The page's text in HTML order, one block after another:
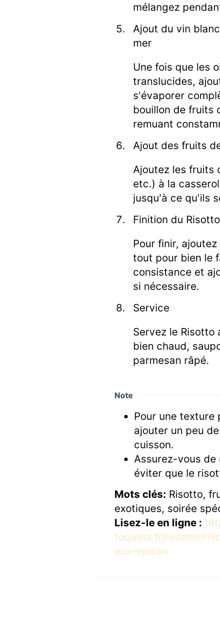
mélangez
Ajout du vin
mer
Une fois que les
translucides,
s'évaporer
bouillon de fruits
remuant
Ajout des fruits
Ajoutez les fruits
etc.) à la
jusqu'à ce qu'ils
Finition du Risotto
Pour finir,
tout pour bien le
consistance et
si nécessaire.
Service
Servez le Risotto
bien chaud,
parmesan râpé.
Note
Pour une texture
ajouter un peu
cuisson.
Assurez-vous de
éviter que le
Mots clés: Risotto,
exotiques, soirée
Lisez-le en ligne :
toquets.fr/recette/
aux-epices